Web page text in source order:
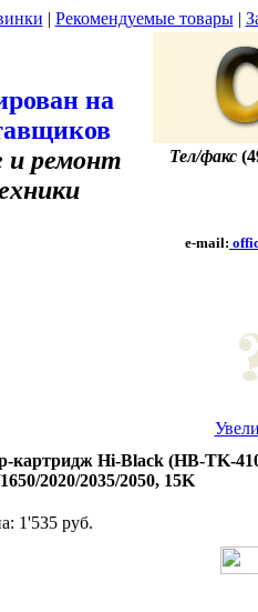
| Рекомендуемые товары|
и ремонт
Тел/факс
e-mail:
картридж Hi-Black (HB-TK-
2020/2035/2050, 15K
1'535 руб.